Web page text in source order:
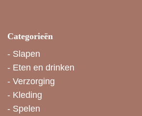
Categorieën
- Slapen
- Eten en drinken
- Verzorging
- Kleding
- Spelen